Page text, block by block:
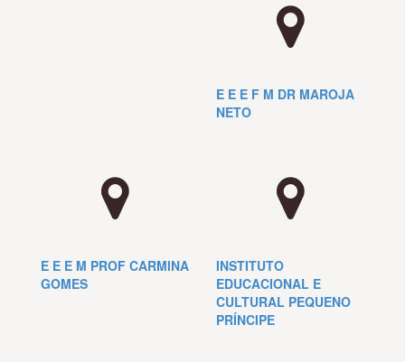
E E E F M DR MAROJA
NETO
E E E M PROF CARMINA
GOMES
INSTITUTO
EDUCACIONAL E
CULTURAL PEQUENO
PRÍNCIPE